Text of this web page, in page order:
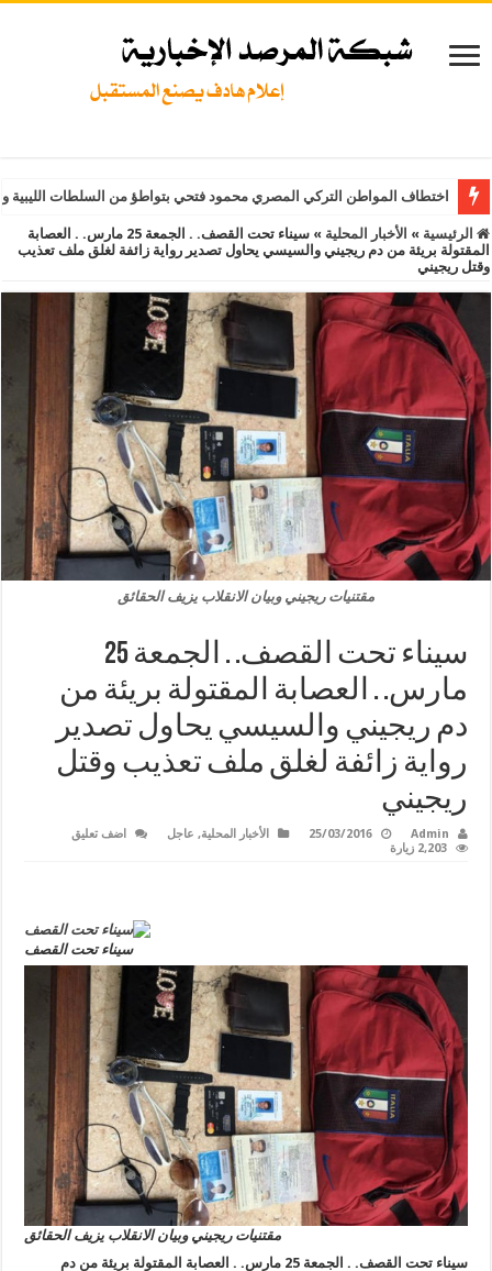
اختطاف المواطن التركي المصري محمود فتحي بتواطؤ من السلطات
الرئيسية » الأخبار المحلية »
سيناء تحت القصف. . الجمعة 25 مارس. . العصابة
المقتولة بريئة من دم ريجيني والسيسي يحاول تصدير رواية زائفة لغلق ملف تعذيب
وقتل ريجيني
مقتنيات ريجيني وبيان الانقلاب يزيف الحقائق
سيناء تحت القصف. . الجمعة 25
مارس. . العصابة المقتولة بريئة من
دم ريجيني والسيسي يحاول تصدير
رواية زائفة لغلق ملف تعذيب وقتل
ريجيني
Admin
25/03/2016 الأخبار المحلية, عاجل
اضف تعليق
2,203 زيارة
سيناء تحت القصف
مقتنيات ريجيني وبيان الانقلاب يزيف الحقائق
سيناء تحت القصف. . الجمعة 25 مارس. . العصابة المقتولة بريئة من دم